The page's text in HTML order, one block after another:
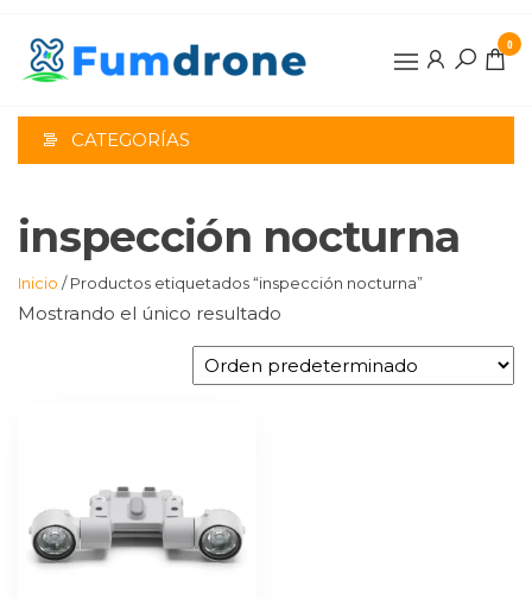
contenido
0
CATEGORÍAS
inspección nocturna
Inicio / Productos etiquetados “inspección nocturna”
Mostrando el único resultado